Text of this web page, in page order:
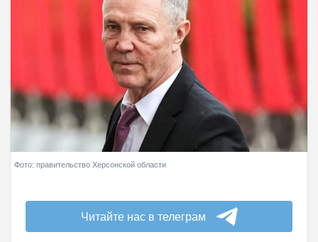
Фото: правительство Херсонской области
Читайте нас в телеграм